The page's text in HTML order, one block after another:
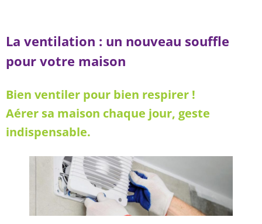
La ventilation : un nouveau souffle
pour votre maison
Bien ventiler pour bien respirer !
Aérer sa maison chaque jour, geste
indispensable.